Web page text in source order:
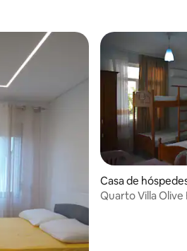
Casa de
Quarto Villa Olive